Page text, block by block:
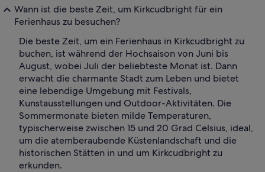
Wann ist die beste Zeit, um Kirkcudbright für ein
Ferienhaus zu besuchen?
Die beste Zeit, um ein Ferienhaus in Kirkcudbright zu
buchen, ist während der Hochsaison von Juni bis
August, wobei Juli der beliebteste Monat ist. Dann
erwacht die charmante Stadt zum Leben und bietet
eine lebendige Umgebung mit Festivals,
Kunstausstellungen und Outdoor-Aktivitäten. Die
Sommermonate bieten milde Temperaturen,
typischerweise zwischen 15 und 20 Grad Celsius, ideal,
um die atemberaubende Küstenlandschaft und die
historischen Stätten in und um Kirkcudbright zu
erkunden.